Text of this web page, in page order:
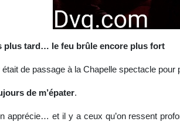
plus tard… le feu brûle encore plus fort
était de passage à la Chapelle spectacle
de m’épater.
apprécie… et il y a ceux qu’on ressent